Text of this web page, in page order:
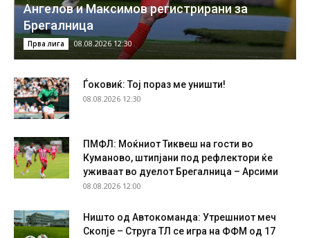
Ангелов и Максимов регистрирани за
Брегалница
Прва лига 08.08.2026 12:30
Ѓоковиќ: Тој пораз ме уништи!
08.08.2026 12:30
ПМФЛ: Моќниот Тиквеш на гости во
Куманово, штипјани под рефлектори ќе
уживаат во дуелот Брегалница – Арсими
08.08.2026 12:00
Ништо од Автокоманда: Утрешниот меч
Скопје – Струга ТЛ се игра на ФФМ од 17